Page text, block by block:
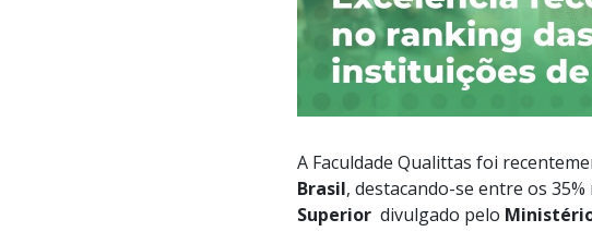
A Faculdade Qualittas foi
Brasil, destacando-se entre os
Superior divulgado pelo